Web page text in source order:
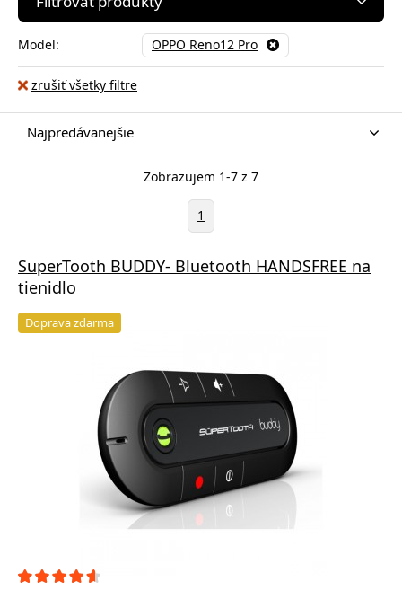
Model: OPPO Reno12 Pro
zrušiť všetky filtre
Najpredávanejšie
Zobrazujem 1-7 z 7
1
SuperTooth BUDDY- Bluetooth HANDSFREE na
tienidlo
Doprava zdarma